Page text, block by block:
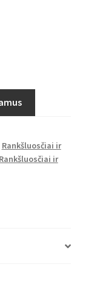
Rankšluosčiai ir
Rankšluosčiai ir